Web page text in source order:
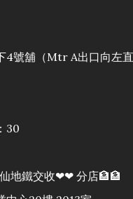
4號舖（Mtr A出口向左
30
地鐵交收❤❤ 分店🏦🏦